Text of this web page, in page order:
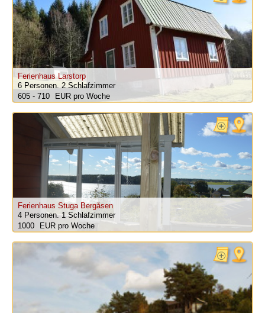
Ferienhaus Larstorp
6 Personen.2 Schlafzimmer
605 - 710
pro Woche
Ferienhaus Stuga Bergåsen
4 Personen. 1 Schlafzimmer
1000
pro Woche